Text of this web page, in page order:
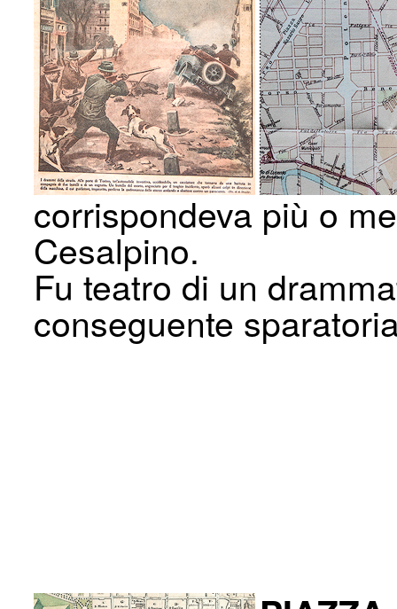
corrispondeva più o
Cesalpino.
Fu teatro di un
conseguente